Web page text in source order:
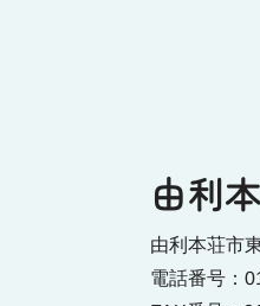
由利
由利本荘市
電話番号：